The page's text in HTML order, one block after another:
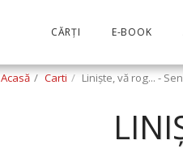
CĂRȚI E-BOOK
Acasă Carti Liniște, vă rog... -